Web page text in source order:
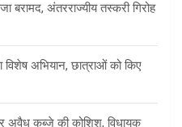
अंतरराज्यीय तस्करी गिरोह
विशेष अभियान, छात्राओं को किए
अवैध कब्जे की कोशिश, विधायक